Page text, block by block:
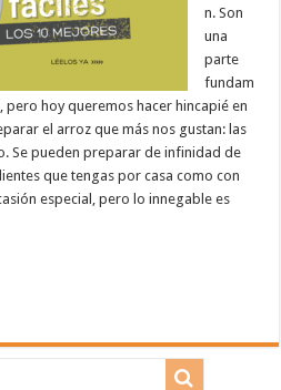
n. Son
una
parte
fundam
pero hoy queremos hacer hincapié en
el arroz que más nos gustan: las
Se pueden preparar de infinidad de
que tengas por casa como con
especial, pero lo innegable es